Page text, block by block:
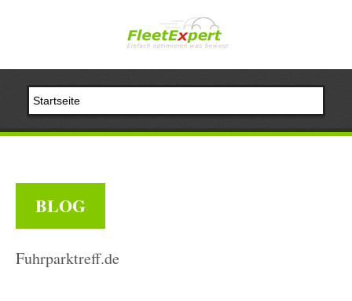
BLOG
Fuhrparktreff.de